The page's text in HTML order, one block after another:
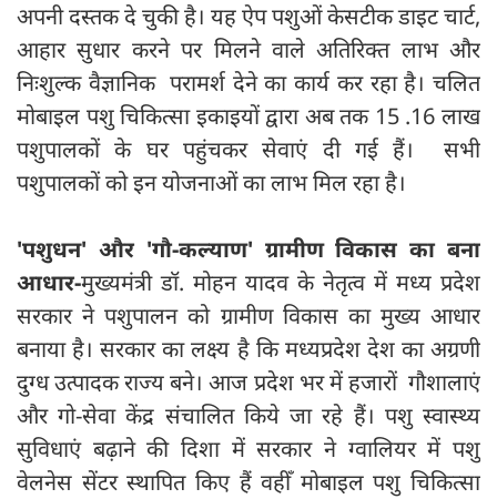
अपनी दस्तक दे चुकी है। यह ऐप पशुओं केसटीक डाइट चार्ट,
आहार सुधार करने पर मिलने वाले अतिरिक्त लाभ और
निःशुल्क वैज्ञानिक परामर्श देने का कार्य कर रहा है। चलित
मोबाइल पशु चिकित्सा इकाइयों द्वारा अब तक 15 .16 लाख
पशुपालकों के घर पहुंचकर सेवाएं दी गई हैं। सभी
पशुपालकों को इन योजनाओं का लाभ मिल रहा है।
'पशुधन' और 'गौ-कल्याण' ग्रामीण विकास का बना
आधार-मुख्यमंत्री डॉ. मोहन यादव के नेतृत्व में मध्य प्रदेश
सरकार ने पशुपालन को ग्रामीण विकास का मुख्य आधार
बनाया है। सरकार का लक्ष्य है कि मध्यप्रदेश देश का अग्रणी
दुग्ध उत्पादक राज्य बने। आज प्रदेश भर में हजारों गौशालाएं
और गो-सेवा केंद्र संचालित किये जा रहे हैं। पशु स्वास्थ्य
सुविधाएं बढ़ाने की दिशा में सरकार ने ग्वालियर में पशु
वेलनेस सेंटर स्थापित किए हैं वहीँ मोबाइल पशु चिकित्सा